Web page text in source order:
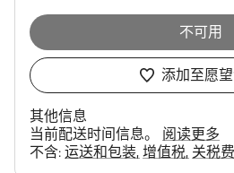
不可用
添加至愿
其他信息
当前配送时间信息。 阅读更多
不含: 运送和包装 增值税 关税